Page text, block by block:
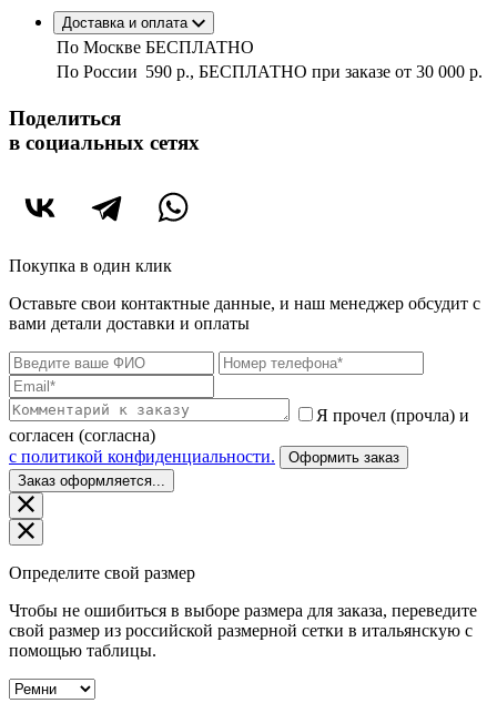
Доставка и оплата
По Москве БЕСПЛАТНО
По России 590 р., БЕСПЛАТНО при заказе от 30 000 р.
Поделиться
в социальных сетях
Покупка в один клик
Оставьте свои контактные данные, и наш менеджер обсудит с
вами детали доставки и оплаты
Я прочел (прочла) и
согласен (согласна)
c политикой конфиденциальности.
Оформить заказ
Заказ оформляется...
Определите свой размер
Чтобы не ошибиться в выборе размера для заказа, переведите
свой размер из российской размерной сетки в итальянскую с
помощью таблицы.